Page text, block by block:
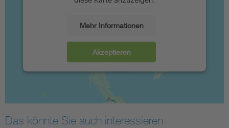
Mehr Informationen
Akzeptieren
Das könnte Sie auch interessieren